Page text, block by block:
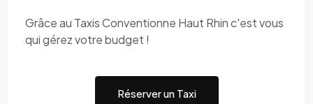
Grâce au Taxis Conventionne Haut Rhin c'est vous
qui gérez votre budget !
Réserver un Taxi